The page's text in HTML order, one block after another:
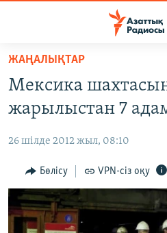
Skip
main
content
to
Navigation
Skip
to
Search
AZATTYQTV
ҚАҢТАР ОҚИҒАСЫ
АДАМ ҚҰҚЫҚТАРЫ
ӘЛЕУМЕТ
ӘЛЕМ
ЖАҢАЛЫҚТАР
Мексика
жарылыстан 7
26 шілде 2012 жыл, 08:10
Бөлісу VPN-сіз оқу